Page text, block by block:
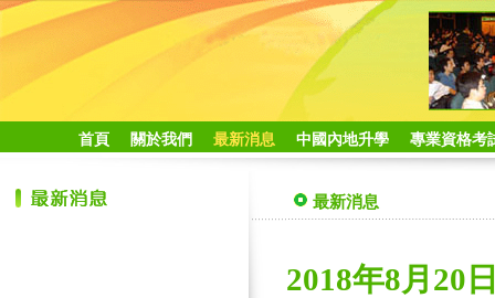
首頁 關於我們 最新消息 中國內地升學 專業資格考
最新消息
2018年8月20